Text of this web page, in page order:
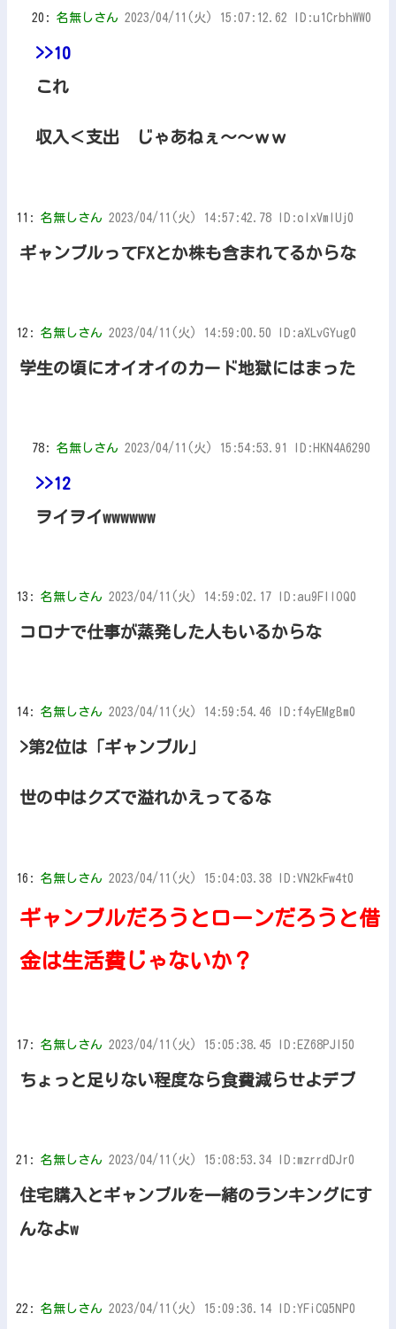
20: 名無しさん 2023/04/11(火) 15:07:12.62 ID:u1CrbhWW0
>>10
これ
収入＜支出 じゃあねぇ～～ｗｗ
11: 名無しさん 2023/04/11(火) 14:57:42.78 ID:oIxVmIUj0
ギャンブルってFXとか株も含まれてるからな
12: 名無しさん 2023/04/11(火) 14:59:00.50 ID:aXLvGYug0
学生の頃にオイオイのカード地獄にはまった
78: 名無しさん 2023/04/11(火) 15:54:53.91 ID:HKN4A6290
>>12
ヲイヲイwwwwww
13: 名無しさん 2023/04/11(火) 14:59:02.17 ID:au9FIIOQ0
コロナで仕事が蒸発した人もいるからな
14: 名無しさん 2023/04/11(火) 14:59:54.46 ID:f4yEMgBm0
>第2位は「ギャンブル」
世の中はクズで溢れかえってるな
16: 名無しさん 2023/04/11(火) 15:04:03.38 ID:VN2kFw4t0
ギャンブルだろうとローンだろうと借
金は生活費じゃないか？
17: 名無しさん 2023/04/11(火) 15:05:38.45 ID:EZ68PJI50
ちょっと足りない程度なら食費減らせよデブ
21: 名無しさん 2023/04/11(火) 15:08:53.34 ID:mzrrdDJr0
住宅購入とギャンブルを一緒のランキングにす
んなよw
22: 名無しさん 2023/04/11(火) 15:09:36.14 ID:YFiCQ5NP0